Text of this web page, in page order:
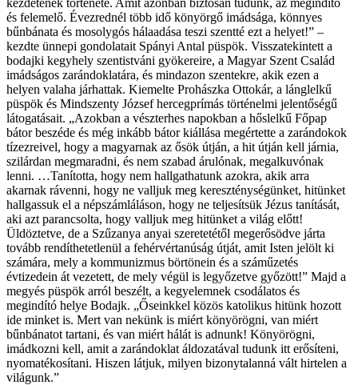
és felemelő. Évezrednél több idő könyörgő imádsága, könnyes
bűnbánata és mosolygós hálaadása teszi szentté ezt a helyet!” –
kezdte ünnepi gondolatait Spányi Antal püspök. Visszatekintett a
bodajki kegyhely szentistváni gyökereire, a Magyar Szent Család
imádságos zarándoklatára, és mindazon szentekre, akik ezen a
helyen valaha járhattak. Kiemelte Prohászka Ottokár, a lánglelkű
püspök és Mindszenty József hercegprímás történelmi jelentőségű
látogatásait. „Azokban a vészterhes napokban a hőslelkű Főpap
bátor beszéde és még inkább bátor kiállása megértette a zarándokok
tízezreivel, hogy a magyarnak az ősök útján, a hit útján kell járnia,
szilárdan megmaradni, és nem szabad árulónak, megalkuvónak
lenni. …Tanította, hogy nem hallgathatunk azokra, akik arra
akarnak rávenni, hogy ne valljuk meg kereszténységünket, hitünket
hallgassuk el a népszámláláson, hogy ne teljesítsük Jézus tanítását,
aki azt parancsolta, hogy valljuk meg hitünket a világ előtt!
Üldöztetve, de a Szűzanya anyai szeretetétől megerősödve járta
tovább rendíthetetlenül a fehérvértanúság útját, amit Isten jelölt ki
számára, mely a kommunizmus börtönein és a száműzetés
évtizedein át vezetett, de mely végül is legyőzetve győzött!” Majd a
megyés püspök arról beszélt, a kegyelemnek csodálatos és
megindító helye Bodajk. „Őseinkkel közös katolikus hitünk hozott
ide minket is. Mert van nekünk is miért könyörögni, van miért
bűnbánatot tartani, és van miért hálát is adnunk! Könyörögni,
imádkozni kell, amit a zarándoklat áldozatával tudunk itt erősíteni,
nyomatékosítani. Hiszen látjuk, milyen bizonytalanná vált hirtelen a
világunk.”